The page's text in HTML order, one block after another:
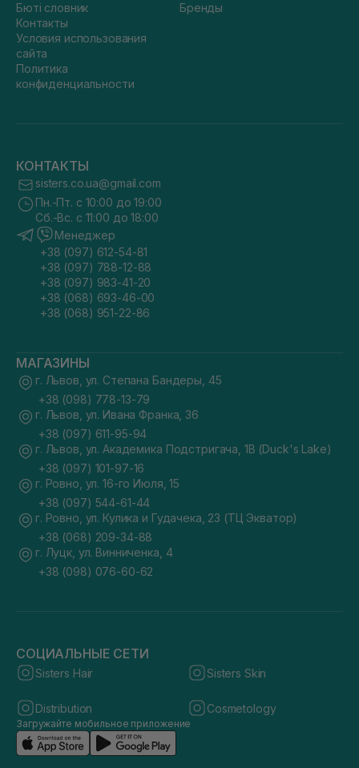
Бюті словник
Контакты
Условия использования
сайта
Политика
конфиденциальности
Бренды
КОНТАКТЫ
sisters.co.ua@gmail.com
Пн.-Пт. с 10:00 до 19:00
Сб.-Вс. с 11:00 до 18:00
Менеджер
+38 (097) 612-54-81
+38 (097) 788-12-88
+38 (097) 983-41-20
+38 (068) 693-46-00
+38 (068) 951-22-86
МАГАЗИНЫ
г. Львов, ул. Степана Бандеры, 45
+38 (098) 778-13-79
г. Львов, ул. Ивана Франка, 36
+38 (097) 611-95-94
г. Львов, ул. Академика Подстригача, 1В (Duck's Lake)
+38 (097) 101-97-16
г. Ровно, ул. 16-го Июля, 15
+38 (097) 544-61-44
г. Ровно, ул. Кулика и Гудачека, 23 (ТЦ Экватор)
+38 (068) 209-34-88
г. Луцк, ул. Винниченка, 4
+38 (098) 076-60-62
СОЦИАЛЬНЫЕ СЕТИ
Sisters Hair Sisters Skin
Distribution Cosmetology
Загружайте мобильное приложение